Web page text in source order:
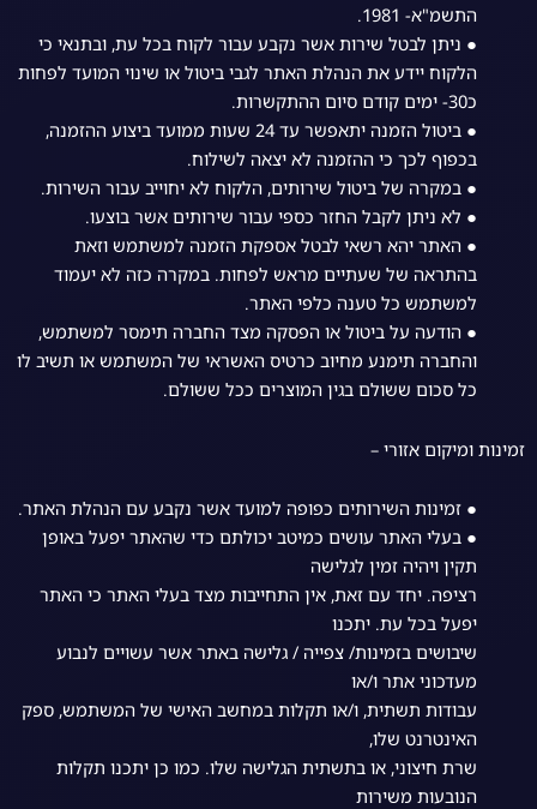
התשמ"א- 1981.
● ניתן לבטל שירות אשר נקבע עבור לקוח בכל עת, ובתנאי כי
הלקוח יידע את הנהלת האתר לגבי ביטול או שינוי המועד לפחות
כ30- ימים קודם סיום ההתקשרות.
● ביטול הזמנה יתאפשר עד 24 שעות ממועד ביצוע ההזמנה,
בכפוף לכך כי ההזמנה לא יצאה לשילוח.
● במקרה של ביטול שירותים, הלקוח לא יחוייב עבור השירות.
● לא ניתן לקבל החזר כספי עבור שירותים אשר בוצעו.
● האתר יהא רשאי לבטל אספקת הזמנה למשתמש וזאת
בהתראה של שעתיים מראש לפחות. במקרה כזה לא יעמוד
למשתמש כל טענה כלפי האתר.
● הודעה על ביטול או הפסקה מצד החברה תימסר למשתמש,
והחברה תימנע מחיוב כרטיס האשראי של המשתמש או תשיב לו
כל סכום ששולם בגין המוצרים ככל ששולם.
זמינות ומיקום אזורי –
● זמינות השירותים כפופה למועד אשר נקבע עם הנהלת האתר.
● בעלי האתר עושים כמיטב יכולתם כדי שהאתר יפעל באופן
תקין ויהיה זמין לגלישה
רציפה. יחד עם זאת, אין התחייבות מצד בעלי האתר כי האתר
יפעל בכל עת. יתכנו
שיבושים בזמינות/ צפייה / גלישה באתר אשר עשויים לנבוע
מעדכוני אתר ו/או
עבודות תשתית, ו/או תקלות במחשב האישי של המשתמש, ספק
האינטרנט שלו,
שרת חיצוני, או בתשתית הגלישה שלו. כמו כן יתכנו תקלות
הנובעות משירות